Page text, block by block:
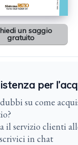
un saggio
gratuito
per
su come
il servizio clienti
in chat